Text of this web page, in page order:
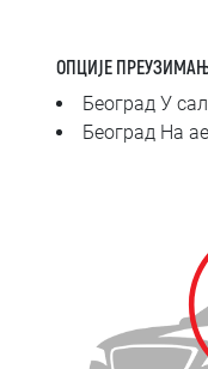
ОПЦИЈЕ
Београд У
Београд На